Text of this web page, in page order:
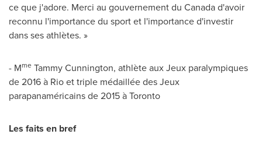
ce que j'adore. Merci au gouvernement du Canadad'avoir
reconnu l'importance du sport et l'importance d'investir
dans ses athlètes. »
- Mme Tammy Cunnington, athlète aux Jeux paralympiques
de 2016 à Rio et triple médaillée des Jeux
parapanaméricains de 2015 àToronto
Les faits en bref